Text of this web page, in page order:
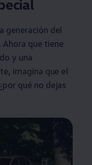
generación del
Ahora que tiene
y una
imagina que el
qué no dejas